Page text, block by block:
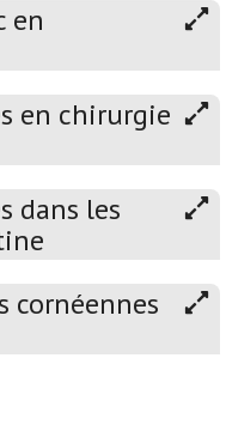
en
en chirurgie
dans les
cornéennes